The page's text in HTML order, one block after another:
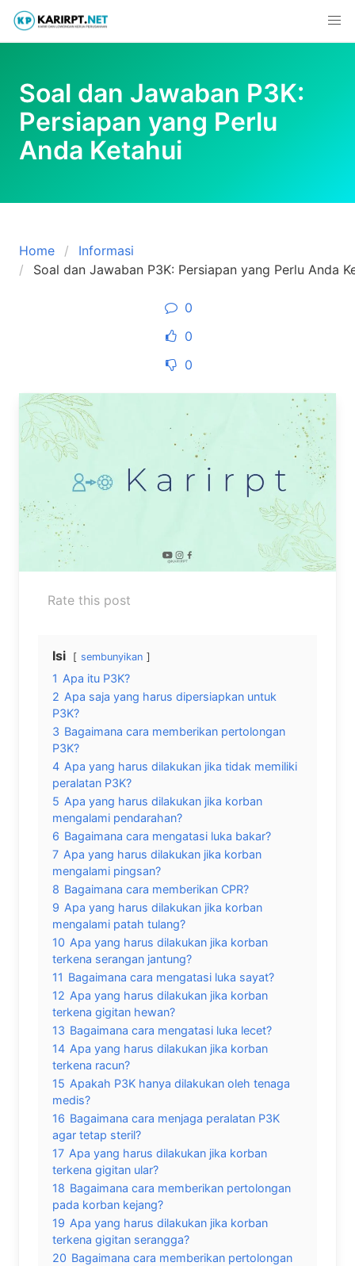
Skip
content
Soal dan Jawaban P3K:
Persiapan yang Perlu
Anda Ketahui
Home
Informasi
Soal dan Jawaban P3K: Persiapan yang Perlu Anda
0
0
0
Rate this post
Isi sembunyikan
1 Apa itu P3K?
2 Apa saja yang harus dipersiapkan untuk
P3K?
3 Bagaimana cara memberikan pertolongan
P3K?
4 Apa yang harus dilakukan jika tidak memiliki
peralatan P3K?
5 Apa yang harus dilakukan jika korban
mengalami pendarahan?
6 Bagaimana cara mengatasi luka bakar?
7 Apa yang harus dilakukan jika korban
mengalami pingsan?
8 Bagaimana cara memberikan CPR?
9 Apa yang harus dilakukan jika korban
mengalami patah tulang?
10 Apa yang harus dilakukan jika korban
terkena serangan jantung?
11 Bagaimana cara mengatasi luka sayat?
12 Apa yang harus dilakukan jika korban
terkena gigitan hewan?
13 Bagaimana cara mengatasi luka lecet?
14 Apa yang harus dilakukan jika korban
terkena racun?
15 Apakah P3K hanya dilakukan oleh tenaga
medis?
16 Bagaimana cara menjaga peralatan P3K
agar tetap steril?
17 Apa yang harus dilakukan jika korban
terkena gigitan ular?
18 Bagaimana cara memberikan pertolongan
pada korban kejang?
19 Apa yang harus dilakukan jika korban
terkena gigitan serangga?
20 Bagaimana cara memberikan pertolongan